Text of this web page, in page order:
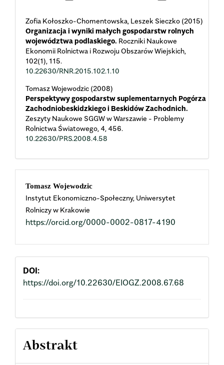
Zofia Kołoszko-Chomentowska, Leszek Sieczko (2015)
Organizacja i wyniki małych gospodarstw rolnych
województwa podlaskiego. Roczniki Naukowe
Ekonomii Rolnictwa i Rozwoju Obszarów Wiejskich,
102(1), 115.
10.22630/RNR.2015.102.1.10
Tomasz Wojewodzic (2008)
Perspektywy gospodarstw suplementarnych Pogórza
Zachodniobeskidzkiego i Beskidów Zachodnich.
Zeszyty Naukowe SGGW w Warszawie - Problemy
Rolnictwa Światowego,4,456.
10.22630/PRS.2008.4.58
Main
Article
Content
Tomasz Wojewodzic
Instytut Ekonomiczno-Społeczny, Uniwersytet
Rolniczy w Krakowie
https://orcid.org/0000-0002-0817-4190
DOI:
https://doi.org/10.22630/EIOGZ.2008.67.68
Abstrakt